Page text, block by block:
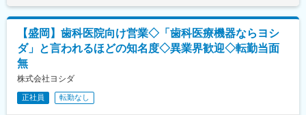
- 自社開発製品に携われる：CEATEC AWARD受賞の「WHOLE
EARTH CUBE」など、革新的な製品群を扱います
- チームで挑む風土：営業・技術・事務が一体となって地域防災を
支える文化があります
変更の範囲：会社の定める業務
■入社後の流れ：
（1）新入社員研修を約１ヶ月間行います。座学や同行にてガスの
基礎などを習得いただきます。
や見積書の作成など、より実践的な内容を先輩に同行しながら覚
【盛岡】歯科医院向け営業◇「歯科医療機器ならヨシ
ダ」と言われるほどの知名度◇異業界歓迎◇転勤当面
無
株式会社ヨシダ
正社員 転勤なし